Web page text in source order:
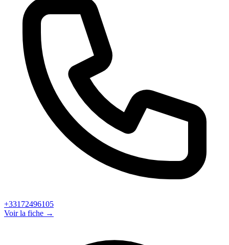
+33172496105
Voir la fiche →